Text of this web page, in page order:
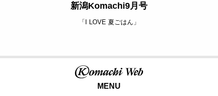
新潟Komachi9月号
「I LOVE 夏ごはん」
MENU